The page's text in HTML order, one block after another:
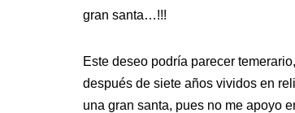
gran santa…!!!
Este deseo podría parecer
después de siete años vividos en
una gran santa, pues no me apoyo